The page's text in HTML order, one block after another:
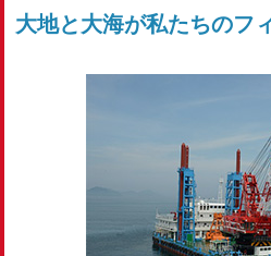
大地と大海が私たちのフ